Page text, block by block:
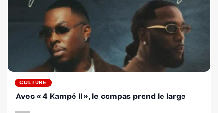
CULTURE
Avec « 4 Kampé II », le compas prend le large